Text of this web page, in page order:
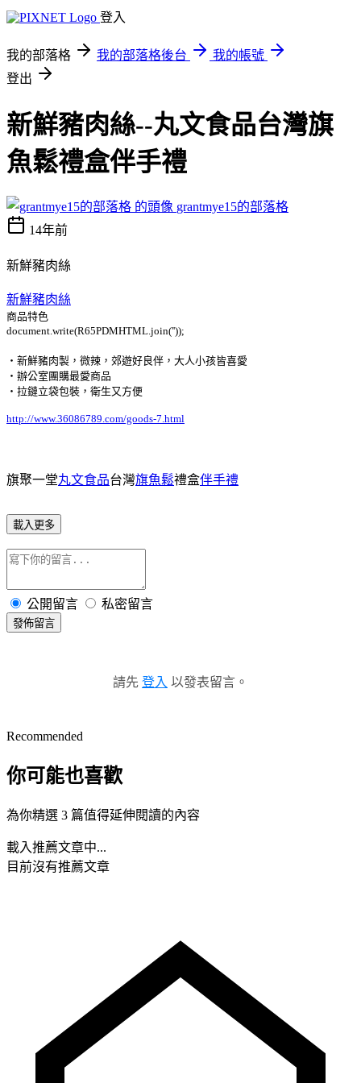
登入
我的部落格 我的部落格後台
我的帳號
登出
新鮮豬肉絲--丸文食品台灣旗
魚鬆禮盒伴手禮
grantmye15的部落格
14年前
新鮮豬肉絲
新鮮豬肉絲
商品特色
document.write(R65PDMHTML.join(''));
‧新鮮豬肉製，微辣，郊遊好良伴，大人小孩皆喜愛
‧辦公室團購最愛商品
‧拉鏈立袋包裝，衛生又方便
http://www.36086789.com/goods-7.html
旗聚一堂丸文食品台灣旗魚鬆禮盒伴手禮
載入更多
公開留言 私密留言
發佈留言
請先 登入 以發表留言。
Recommended
你可能也喜歡
為你精選 3 篇值得延伸閱讀的內容
載入推薦文章中...
目前沒有推薦文章